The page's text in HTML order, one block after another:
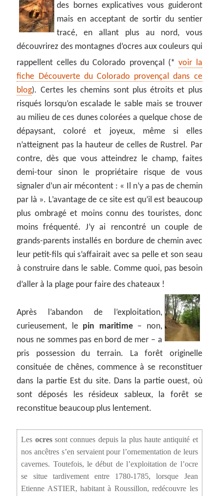
des bornes explicatives vous guideront
mais en acceptant de sortir du sentier
tracé, en allant plus au nord, vous
découvrirez des montagnes d’ocres aux couleurs qui
rappellent celles du Colorado provençal (*voir la
fiche Découverte du Colorado provençal dans ce
blog). Certes les chemins sont plus étroits et plus
risqués lorsqu’on escalade le sable mais se trouver
au milieu de ces dunes colorées a quelque chose de
dépaysant, coloré et joyeux, même si elles
n’atteignent pas la hauteur de celles de Rustrel. Par
contre, dès que vous atteindrez le champ, faites
demi-tour sinon le propriétaire risque de vous
signaler d’un air mécontent : « Il n’y a pas de chemin
par là ». L’avantage de ce site est qu’il est beaucoup
plus ombragé et moins connu des touristes, donc
moins fréquenté. J’y ai rencontré un couple de
grands-parents installés en bordure de chemin avec
leur petit-fils qui s’affairait avec sa pelle et son seau
à construire dans le sable. Comme quoi, pas besoin
d’aller à la plage pour faire des chateaux !
Après l’abandon de l’exploitation,
curieusement, le pin maritime– non,
nous ne sommes pas en bord de mer – a
pris possession du terrain. La forêt originelle
consituée de chênes, commence à se reconstituer
dans la partie Est du site. Dans la partie ouest, où
sont déposés les résideux sableux, la forêt se
reconstitue beaucoup plus lentement.
Les ocressont connues depuis la plus haute antiquité et
nos ancêtres s’en servaient pour l’ornementation de leurs
cavernes. Toutefois, le début de l’exploitation de l’ocre
se situe tardivement entre 1780-1785, lorsque Jean
Etienne ASTIER, habitant à Roussillon, redécouvre les